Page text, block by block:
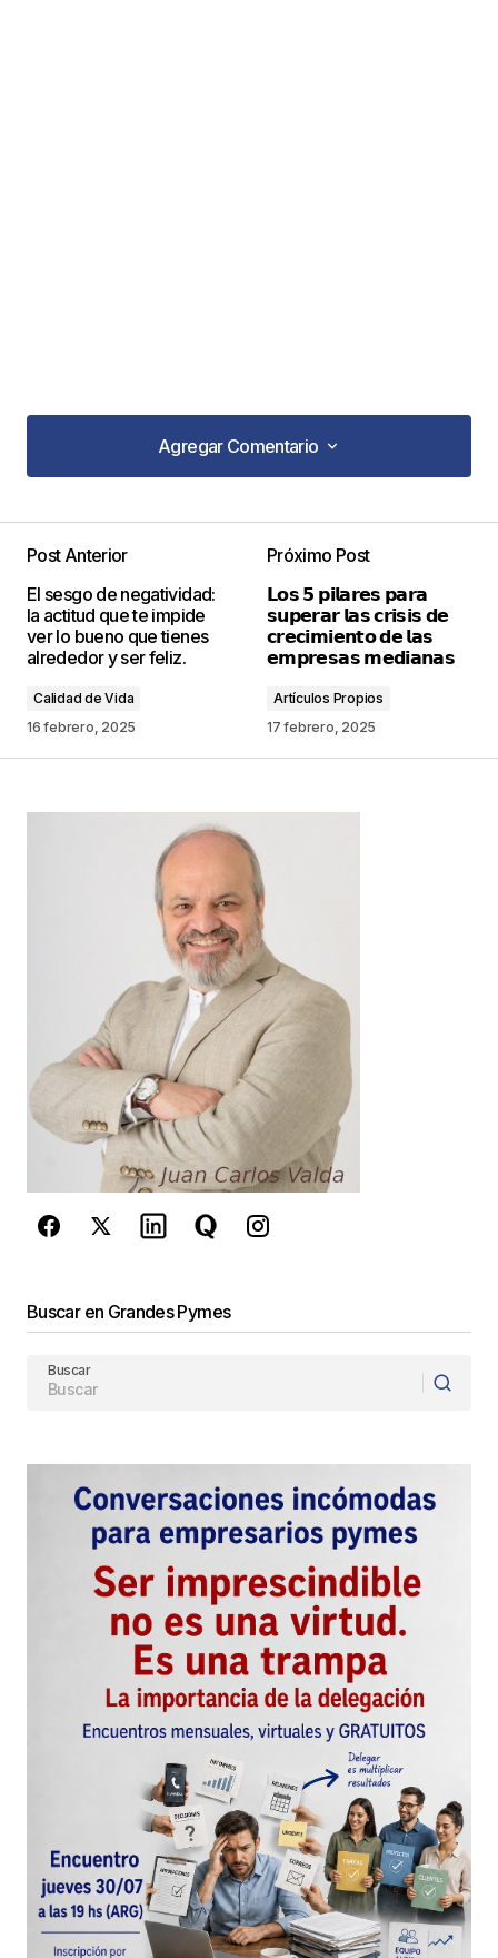
Agregar Comentario
Agregar Comentario
publicada. Los campos obligatorios están
marcados con*
Your Name*
Guarda mi nombre, correo electrónico y web en
este navegador para la próxima vez que
comente.
Este sitio esta protegido por
reCAPTCHA y la
Política de
privacidady losTérminos del servicio
de Googlese aplican.
Enviar Comentario
Post Anterior
El sesgo de negatividad:
la actitud que te impide
ver lo bueno que tienes
alrededor y ser feliz.
Calidad de Vida
16 febrero, 2025
Próximo Post
𝗟𝗼𝘀 𝟱 𝗽𝗶𝗹𝗮𝗿𝗲𝘀 𝗽𝗮𝗿𝗮
𝘀𝘂𝗽𝗲𝗿𝗮𝗿 𝗹𝗮𝘀 𝗰𝗿𝗶𝘀𝗶𝘀 𝗱𝗲
𝗰𝗿𝗲𝗰𝗶𝗺𝗶𝗲𝗻𝘁𝗼 𝗱𝗲 𝗹𝗮𝘀
𝗲𝗺𝗽𝗿𝗲𝘀𝗮𝘀 𝗺𝗲𝗱𝗶𝗮𝗻𝗮𝘀
Artículos Propios
17 febrero, 2025
Buscar en Grandes Pymes
Buscar